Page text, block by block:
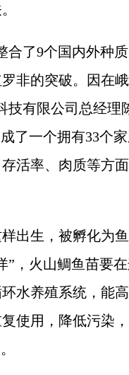
了9个国内外种质
非的突破。因在
技有限公司总经
了一个拥有33个
活率、肉质等方
生，被孵化为鱼
”，火山鲷鱼苗要
水养殖系统，能
使用，降低污染